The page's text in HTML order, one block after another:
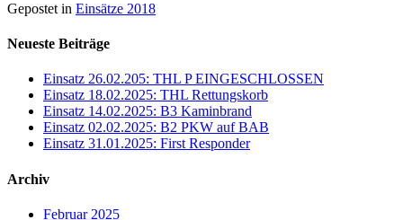
Gepostet in Einsätze 2018
Neueste Beiträge
Einsatz 26.02.205: THL P EINGESCHLOSSEN
Einsatz 18.02.2025: THL Rettungskorb
Einsatz 14.02.2025: B3 Kaminbrand
Einsatz 02.02.2025: B2 PKW auf BAB
Einsatz 31.01.2025: First Responder
Archiv
Februar 2025